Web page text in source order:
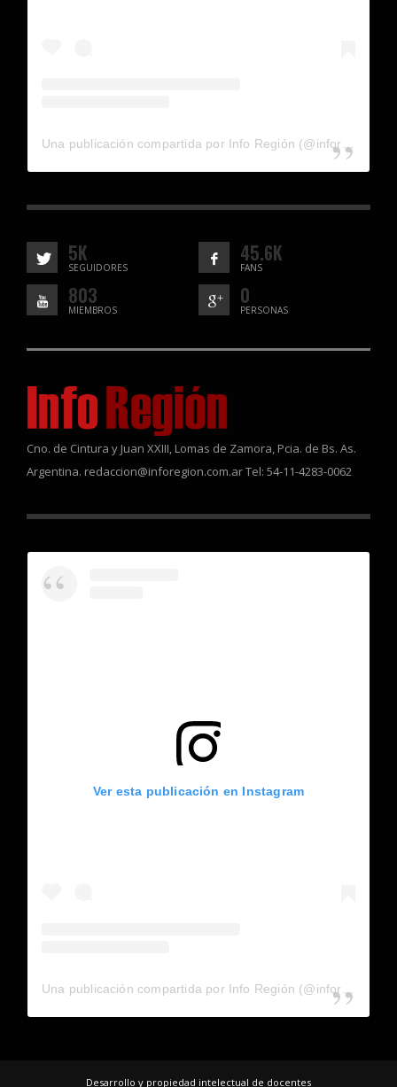
Una publicación compartida por Info Región (@inforegion_redes)
5K
SEGUIDORES
45.6K
FANS
803
MIEMBROS
0
PERSONAS
Cno. de Cintura y Juan XXIII, Lomas de Zamora, Pcia. de Bs. As.
Argentina. redaccion@inforegion.com.ar Tel: 54-11-4283-0062
Ver esta publicación en Instagram
Desarrollo y propiedad intelectual de docentes